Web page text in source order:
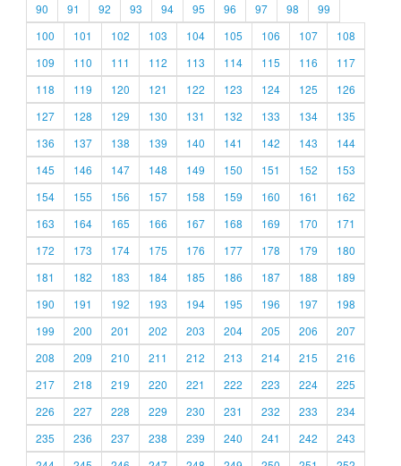
90
91 92 93 94 95 96 97 98
99
100
101 102 103 104 105 106 107
108
109
110 111 112 113 114 115 116
117
118
119 120 121 122 123 124 125
126
127
128 129 130 131 132 133 134
135
136
137 138 139 140 141 142 143
144
145
146 147 148 149 150 151 152
153
154
155 156 157 158 159 160 161
162
163
164 165 166 167 168 169 170
171
172
173 174 175 176 177 178 179
180
181
182 183 184 185 186 187 188
189
190
191 192 193 194 195 196 197
198
199
200 201 202 203 204 205 206
207
208
209 210 211 212 213 214 215
216
217
218 219 220 221 222 223 224
225
226
227 228 229 230 231 232 233
234
235
236 237 238 239 240 241 242
243